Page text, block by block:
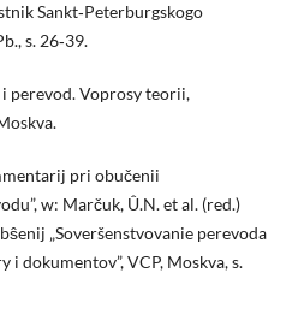
Sankt‑Peterburgskogo
s. 26‑39.
i perevod. Voprosy teorii,
pri obučenii
w: Marčuk, Û.N. et al. (red.)
„Soveršenstvovanie perevoda
dokumentov”, VCP, Moskva, s.